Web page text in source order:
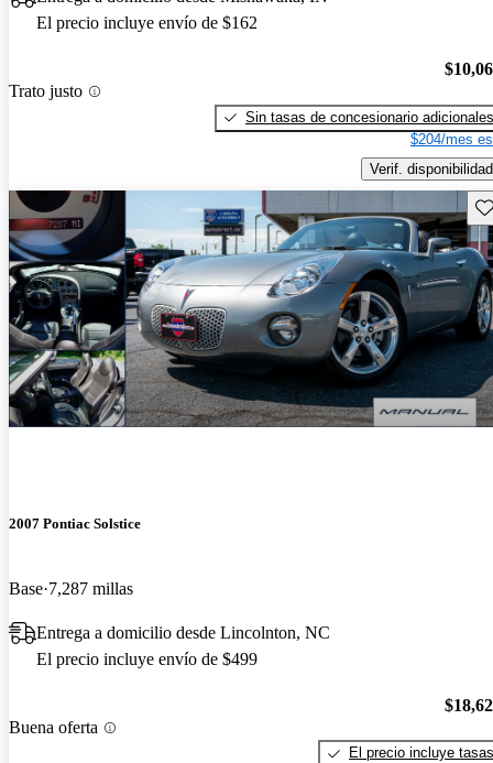
El precio incluye envío de $162
Trato justo
Sin tasas de concesionario adicionales
$204/mes
Verif. disponibilidad
2007 Pontiac Solstice
Base 7,287 millas
Entrega a domicilio desde Lincolnton, NC
El precio incluye envío de $499
Buena oferta
El precio incluye tasas